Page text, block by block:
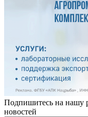
Подпишитесь на нашу
новостей